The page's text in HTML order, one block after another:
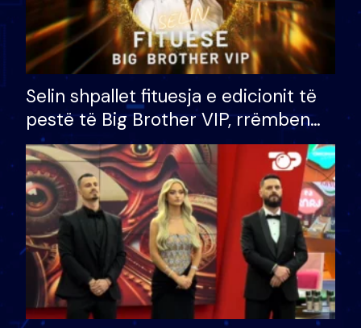
Selin shpallet fituesja e edicionit të
pestë të Big Brother VIP, rrëmben
çmimin e madh prej 100 mijë eurosh